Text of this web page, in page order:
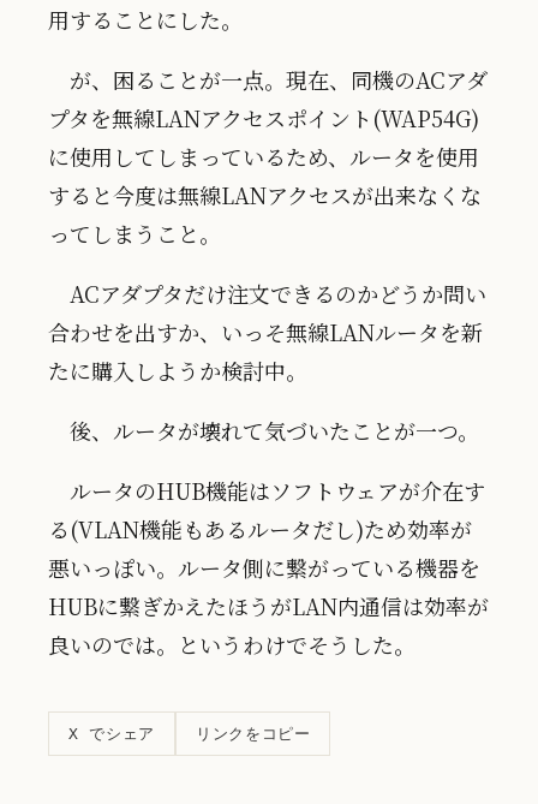
用することにした。
が、困ることが一点。現在、同機のACアダ
プタを無線LANアクセスポイント(WAP54G)
に使用してしまっているため、ルータを使用
すると今度は無線LANアクセスが出来なくな
ってしまうこと。
ACアダプタだけ注文できるのかどうか問い
合わせを出すか、いっそ無線LANルータを新
たに購入しようか検討中。
後、ルータが壊れて気づいたことが一つ。
ルータのHUB機能はソフトウェアが介在す
る(VLAN機能もあるルータだし)ため効率が
悪いっぽい。ルータ側に繋がっている機器を
HUBに繋ぎかえたほうがLAN内通信は効率が
良いのでは。というわけでそうした。
X でシェア リンクをコピー